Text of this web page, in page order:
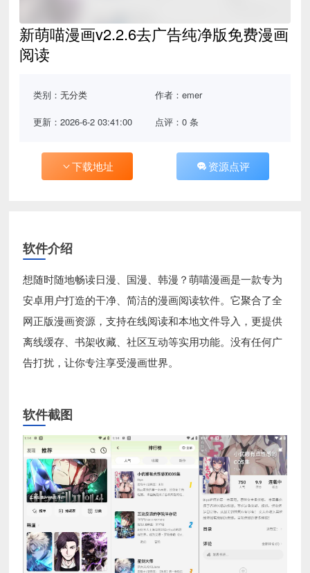
新萌喵漫画v2.2.6去广告纯净版免费漫画
阅读
类别：无分类 作者：emer
更新：2026-6-2 03:41:00 点评：0 条
下载地址 资源点评
软件介绍
想随时随地畅读日漫、国漫、韩漫？萌喵漫画是一款专为
安卓用户打造的干净、简洁的漫画阅读软件。它聚合了全
网正版漫画资源，支持在线阅读和本地文件导入，更提供
离线缓存、书架收藏、社区互动等实用功能。没有任何广
告打扰，让你专注享受漫画世界。
软件截图